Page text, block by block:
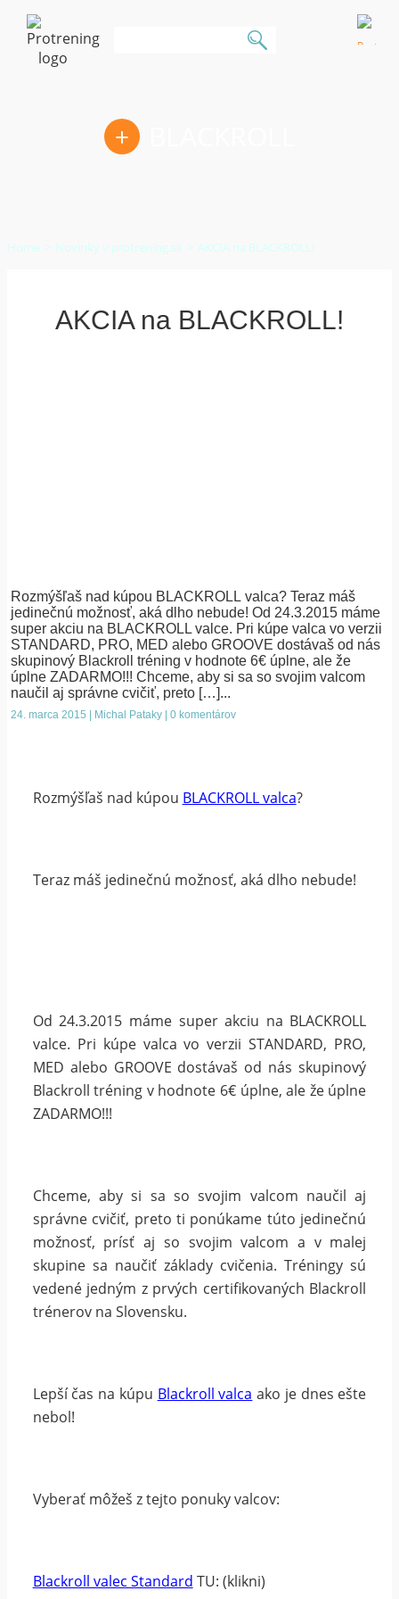
Home Novinky v protrening.sk AKCIA na BLACKROLL!
AKCIA na BLACKROLL!
Rozmýšľaš nad kúpou BLACKROLL valca? Teraz máš
jedinečnú možnosť, aká dlho nebude! Od 24.3.2015 máme
super akciu na BLACKROLL valce. Pri kúpe valca vo verzii
STANDARD, PRO, MED alebo GROOVE dostávaš od nás
skupinový Blackroll tréning v hodnote 6€ úplne, ale že
úplne ZADARMO!!! Chceme, aby si sa so svojim valcom
naučil aj správne cvičiť, preto […]...
24. marca 2015 | Michal Pataky | 0 komentárov
Rozmýšľaš nad kúpou BLACKROLL valca?
Teraz máš jedinečnú možnosť, aká dlho nebude!
Od 24.3.2015 máme super akciu na BLACKROLL
valce. Pri kúpe valca vo verzii STANDARD, PRO,
MED alebo GROOVE dostávaš od nás skupinový
Blackroll tréning v hodnote 6€ úplne, ale že úplne
ZADARMO!!!
Chceme, aby si sa so svojim valcom naučil aj
správne cvičiť, preto ti ponúkame túto jedinečnú
možnosť, prísť aj so svojim valcom a v malej
skupine sa naučiť základy cvičenia. Tréningy sú
vedené jedným z prvých certifikovaných Blackroll
trénerov na Slovensku.
Lepší čas na kúpu Blackroll valca ako je dnes ešte
nebol!
Vyberať môžeš z tejto ponuky valcov:
Blackroll valec Standard TU: (klikni)